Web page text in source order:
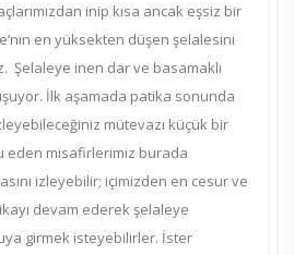
inip kısa ancak eşsiz bir
en yüksekten düşen şelalesini
Şelaleye inen dar ve basamaklı
İlk aşamada patika sonunda
mütevazı küçük bir
eden misafirlerimiz burada
izleyebilir; içimizden en cesur ve
devam ederek şelaleye
girmek isteyebilirler. İster